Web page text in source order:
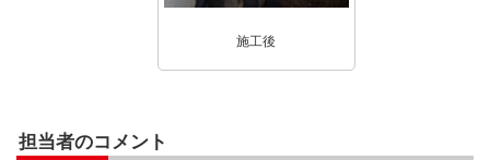
施工後
担当者のコメント